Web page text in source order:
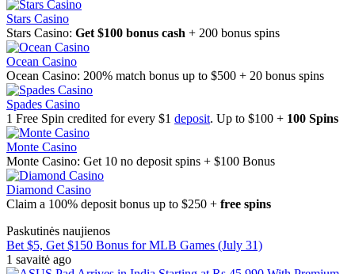
Stars Casino
Stars Casino: Get $100 bonus cash + 200 bonus spins
Ocean Casino
Ocean Casino: 200% match bonus up to $500 + 20 bonus spins
Spades Casino
1 Free Spin credited for every $1 deposit. Up to $100 + 100 Spins
Monte Casino
Monte Casino: Get 10 no deposit spins + $100 Bonus
Diamond Casino
Claim a 100% deposit bonus up to $250 + free spins
Paskutinės naujienos
Bet $5, Get $150 Bonus for MLB Games (July 31)
1 savaitė ago